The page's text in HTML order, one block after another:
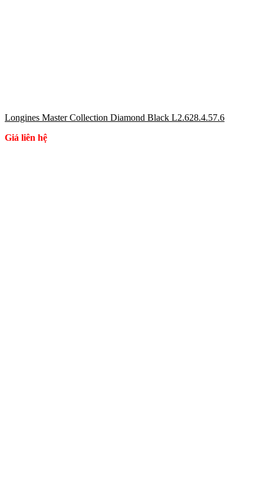
Longines Master Collection Diamond Black L2.628.4.57.6
Giá liên hệ